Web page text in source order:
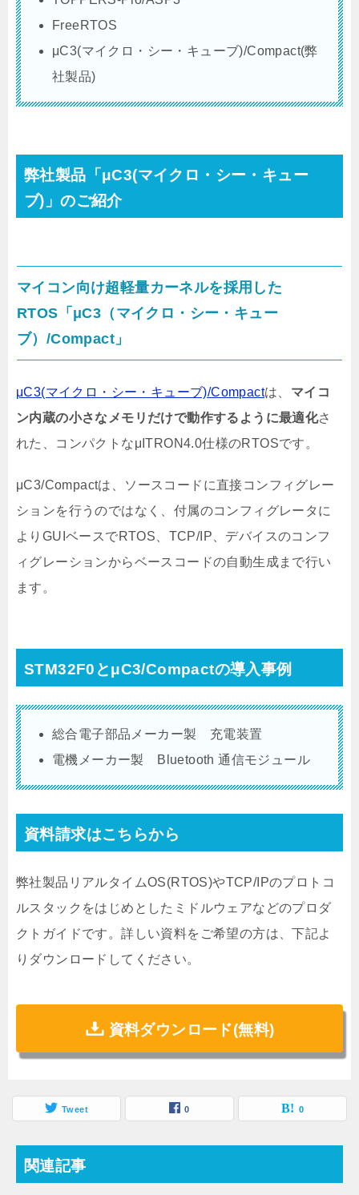
FreeRTOS
μC3(マイクロ・シー・キューブ)/Compact(弊
社製品)
弊社製品「μC3(マイクロ・シー・キュー
ブ)」のご紹介
マイコン向け超軽量カーネルを採用した
RTOS「μC3（マイクロ・シー・キュー
ブ）/Compact」
μC3(マイクロ・シー・キューブ)/Compactは、 マイコ
ン内蔵の小さなメモリだけで動作するように最適化さ
れた、コンパクトなμITRON4.0仕様のRTOSです。
μC3/Compactは、ソースコードに直接コンフィグレー
ションを行うのではなく、付属のコンフィグレータに
よりGUIベースでRTOS、TCP/IP、デバイスのコンフ
ィグレーションからベースコードの自動生成まで行い
ます。
STM32F0とμC3/Compactの導入事例
総合電子部品メーカー製 充電装置
電機メーカー製 Bluetooth 通信モジュール
資料請求はこちらから
弊社製品リアルタイムOS(RTOS)やTCP/IPのプロトコ
ルスタックをはじめとしたミドルウェアなどのプロダ
クトガイドです。詳しい資料をご希望の方は、下記よ
りダウンロードしてください。
資料ダウンロード(無料)
Tweet 0 0
関連記事